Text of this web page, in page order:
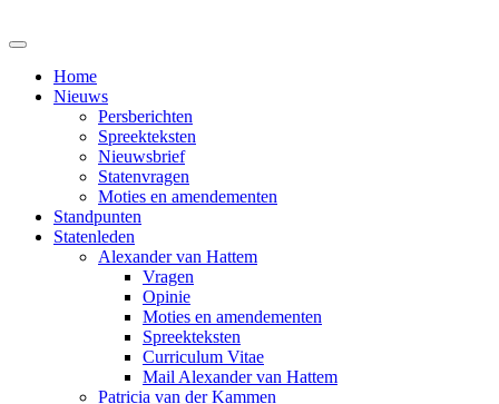
Home
Nieuws
Persberichten
Spreekteksten
Nieuwsbrief
Statenvragen
Moties en amendementen
Standpunten
Statenleden
Alexander van Hattem
Vragen
Opinie
Moties en amendementen
Spreekteksten
Curriculum Vitae
Mail Alexander van Hattem
Patricia van der Kammen